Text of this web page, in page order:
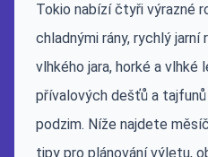
Tokio nabízí čtyři výrazné
chladnými rány, rychlý
vlhkého jara, horké a
přívalových dešťů a
podzim. Níže najdete
tipy pro plánování výletu,